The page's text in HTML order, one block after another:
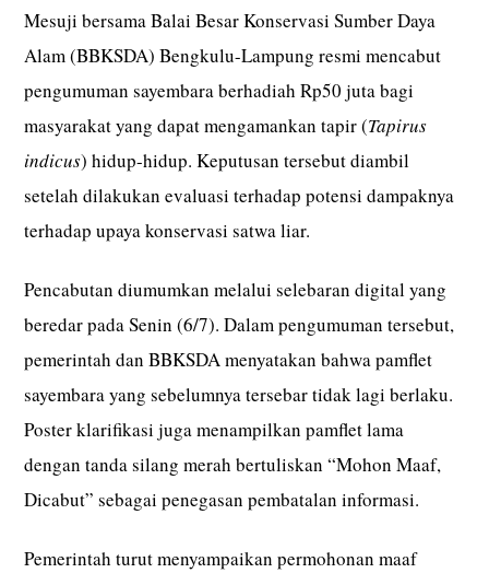
Mesuji bersama Balai Besar Konservasi Sumber Daya
Alam (BBKSDA) Bengkulu-Lampung resmi mencabut
pengumuman sayembara berhadiah Rp50 juta bagi
masyarakat yang dapat mengamankan tapir (Tapirus
indicus) hidup-hidup. Keputusan tersebut diambil
setelah dilakukan evaluasi terhadap potensi dampaknya
terhadap upaya konservasi satwa liar.
Pencabutan diumumkan melalui selebaran digital yang
beredar pada Senin (6/7). Dalam pengumuman tersebut,
pemerintah dan BBKSDA menyatakan bahwa pamflet
sayembara yang sebelumnya tersebar tidak lagi berlaku.
Poster klarifikasi juga menampilkan pamflet lama
dengan tanda silang merah bertuliskan “Mohon Maaf,
Dicabut” sebagai penegasan pembatalan informasi.
Pemerintah turut menyampaikan permohonan maaf